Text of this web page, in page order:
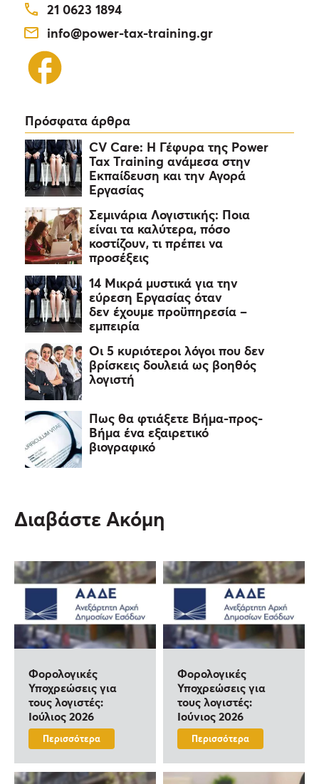
21 0623 1894
info@power-tax-training.gr
Πρόσφατα άρθρα
CV Care: Η Γέφυρα της Power
Tax Training ανάμεσα στην
Εκπαίδευση και την Αγορά
Εργασίας
Σεμινάρια Λογιστικής: Ποια
είναι τα καλύτερα, πόσο
κοστίζουν, τι πρέπει να
προσέξεις
14 Μικρά μυστικά για την
εύρεση Εργασίας όταν
δεν έχουμε προϋπηρεσία –
εμπειρία
Οι 5 κυριότεροι λόγοι που δεν
βρίσκεις δουλειά ως βοηθός
λογιστή
Πως θα φτιάξετε Βήμα-προς-
Βήμα ένα εξαιρετικό
βιογραφικό
Διαβάστε Ακόμη
Φορολογικές
Υποχρεώσεις για
τους λογιστές:
Ιούλιος 2026
Περισσότερα
Φορολογικές
Υποχρεώσεις για
τους λογιστές:
Ιούνιος 2026
Περισσότερα